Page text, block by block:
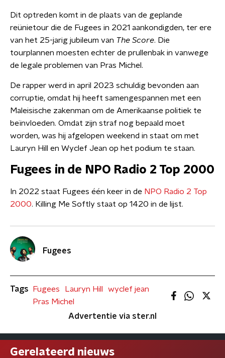
Dit optreden komt in de plaats van de geplande
reünietour die de Fugees in 2021 aankondigden, ter ere
van het 25-jarig jubileum van The Score. Die
tourplannen moesten echter de prullenbak in vanwege
de legale problemen van Pras Michel.
De rapper werd in april 2023 schuldig bevonden aan
corruptie, omdat hij heeft samengespannen met een
Maleisische zakenman om de Amerikaanse politiek te
beïnvloeden. Omdat zijn straf nog bepaald moet
worden, was hij afgelopen weekend in staat om met
Lauryn Hill en Wyclef Jean op het podium te staan.
Fugees in de NPO Radio 2 Top 2000
In 2022 staat Fugees één keer in de NPO Radio 2 Top
2000. Killing Me Softly staat op 1420 in de lijst.
Fugees
Tags Fugees Lauryn Hill
wyclef jean
Pras Michel
Advertentie via ster.nl
Gerelateerd nieuws